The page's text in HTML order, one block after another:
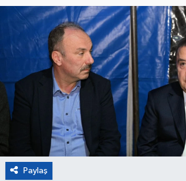
Paylaş
Dünya
Eğitim
Sağlık
Magazin
Turizm
Çevre